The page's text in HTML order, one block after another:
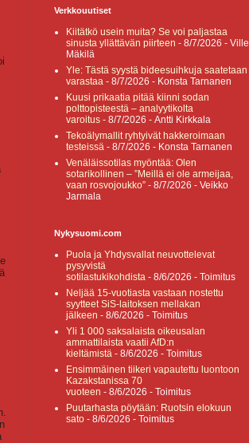
Verkkouutiset
Kiitätkö usein muita? Se voi paljastaa
sinusta yllättävän piirteen - 8/7/2026 - Ville
Mäkilä
Yle: Tästä syystä bideesuihkuja saatetaan
varastaa - 8/7/2026 - Konsta Tarnanen
Kuusi prikaatia pitää kiinni sodan
polttopisteestä – analyytikolta
varoitus - 8/7/2026 - Antti Kirkkala
Tekoälymallit ryhtyivät hakkeroimaan
testeissä - 8/7/2026 - Konsta Tarnanen
Venäläissotilas myöntää: Olen
sotarikollinen – ”Meillä ei ole armeijaa,
vaan rosvojoukko” - 8/7/2026 - Veikko
Jarmala
Nykysuomi.com
Puola ja Yhdysvallat neuvottelevat
pysyvistä
sotilastukikohdista - 8/6/2026 - Toimitus
Neljää 15-vuotiasta vastaan nostettu
syytteet SiS-laitoksen mellakan
jälkeen - 8/6/2026 - Toimitus
Yli 1 000 saksalaista oikeusalan
ammattilaista vaatii AfD:n
kieltämistä - 8/6/2026 - Toimitus
Ensimmäinen tiikeri vapautettu luontoon
Kazakstanissa 70
vuoteen - 8/6/2026 - Toimitus
Puutarhasta pöytään: Ruotsin elokuun
sato - 8/6/2026 - Toimitus